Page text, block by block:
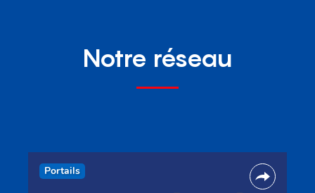
Notre réseau
Portails